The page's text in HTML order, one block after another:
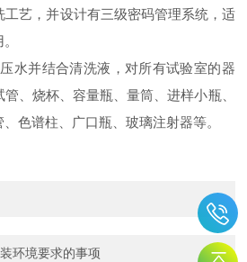
工艺，并设计有三级密码管理系统，适
水并结合清洗液，对所有试验室的器
、烧杯、容量瓶、量筒、进样小瓶、
色谱柱、广口瓶、玻璃注射器等。
环境要求的事项